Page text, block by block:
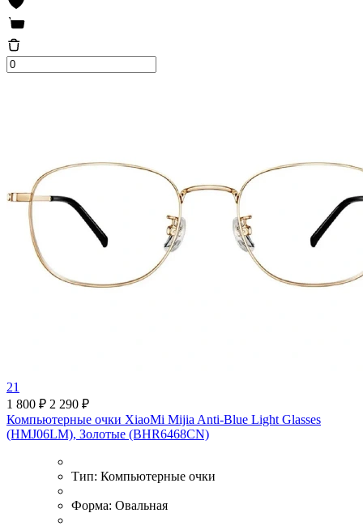
21
1 800 ₽ 2 290 ₽
Компьютерные очки XiaoMi Mijia Anti-Blue Light Glasses
(HMJ06LM), Золотые (BHR6468CN)
Тип: Компьютерные очки
Форма: Овальная